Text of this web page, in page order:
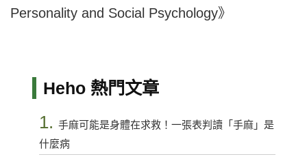
Personality and Social Psychology》
Heho 熱門文章
1. 手麻可能是身體在求救！一張表判讀「手麻」是
什麼病